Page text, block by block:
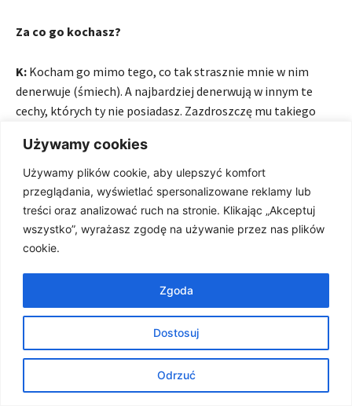
Używamy cookies
Używamy plików cookie, aby ulepszyć komfort
przeglądania, wyświetlać spersonalizowane reklamy lub
treści oraz analizować ruch na stronie. Klikając „Akceptuj
wszystko”, wyrażasz zgodę na używanie przez nas plików
cookie.
Dostosuj
Odrzuć
Zgoda
Za co go kochasz?
K: Kocham go mimo tego, co tak strasznie mnie w nim
denerwuje (śmiech). A najbardziej denerwują w innym te
cechy, których ty nie posiadasz. Zazdroszczę mu takiego
Maciej, a Ty?
M:Za to jaka jest. Po prostu. Paradoksalnie, ja Kasi
pokazałem, że każde pięć minut jest ważne, a ona mi, że
czas nie zawsze jest istotny.
Nauczyłam go ściszać telefon! (w tym momencie na
stole zaczyna wibrować telefon Macieja. Ważny telefon,
musimy kończyć rozmowę. Dźwięk faktycznie wyciszony…).